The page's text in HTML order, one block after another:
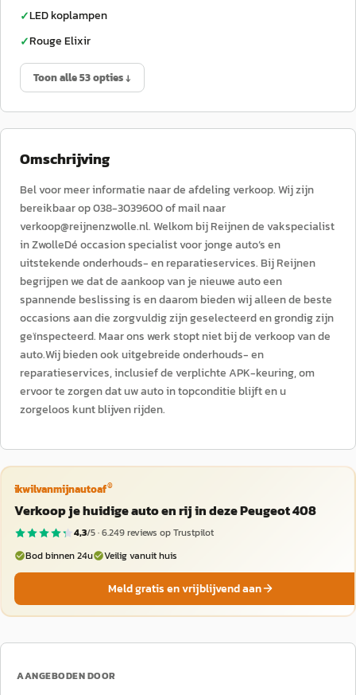
✓LED koplampen
✓Rouge Elixir
Toon alle 53 opties ↓
Omschrijving
Bel voor meer informatie naar de afdeling verkoop. Wij zijn
bereikbaar op 038-3039600 of mail naar
verkoop@reijnenzwolle.nl. Welkom bij Reijnen de vakspecialist
in ZwolleDé occasion specialist voor jonge auto’s en
uitstekende onderhouds- en reparatieservices. Bij Reijnen
begrijpen we dat de aankoop van je nieuwe auto een
spannende beslissing is en daarom bieden wij alleen de beste
occasions aan die zorgvuldig zijn geselecteerd en grondig zijn
geïnspecteerd. Maar ons werk stopt niet bij de verkoop van de
auto.Wij bieden ook uitgebreide onderhouds- en
reparatieservices, inclusief de verplichte APK-keuring, om
ervoor te zorgen dat uw auto in topconditie blijft en u
zorgeloos kunt blijven rijden.
ikwilvanmijnautoaf®
Verkoop je huidige auto en rij in deze Peugeot 408
4,3/5 ·6.249reviews op Trustpilot
Bod binnen 24u
Veilig vanuit huis
Meld gratis en vrijblijvend aan
AANGEBODEN DOOR